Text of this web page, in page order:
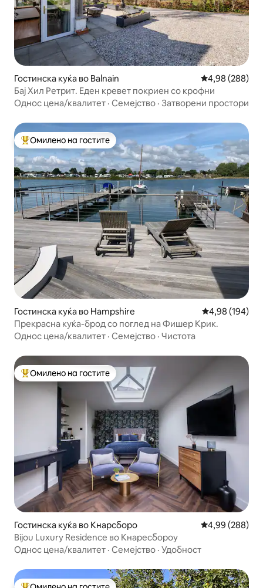
Гостинска куќа во Balnain Просечна
4,98 (288)
Бај Хил Ретрит. Еден кревет покриен со крофни
Однос цена/квалитет · Семејство · Затворени простори
Меѓу најуспешните „Омилени на гостите“
Омилено на гостите
Гостинска куќа во Hampshire Просечна
4,98 (194)
Прекрасна куќа-брод со поглед на Фишер Крик.
Однос цена/квалитет · Семејство · Чистота
Меѓу најуспешните „Омилени на гостите“
Омилено на гостите
Гостинска куќа во Кнарсборо Просечна
4,99 (288)
Bijou Luxury Residence во Кнаресбороу
Однос цена/квалитет · Семејство · Удобност